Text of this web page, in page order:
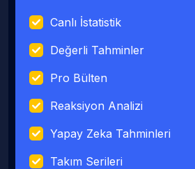
Canlı İstatistik
Değerli Tahminler
Pro Bülten
Reaksiyon Analizi
Yapay Zeka Tahminleri
Takım Serileri